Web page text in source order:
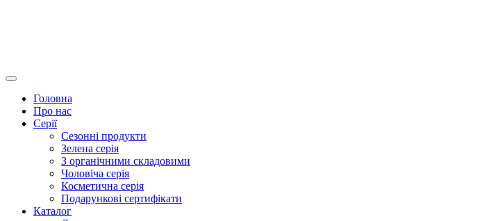
Головна
Про нас
Серії
Сезонні продукти
Зелена серія
З органічними складовими
Чоловіча серія
Косметична серія
Подарункові сертифікати
Каталог